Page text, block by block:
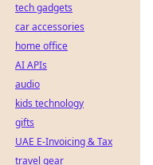
tech gadgets
car accessories
home office
AI APIs
audio
kids technology
gifts
UAE E-Invoicing & Tax
travel gear